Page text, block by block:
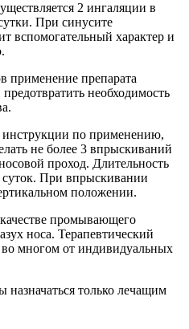
2 ингаляции в
При синусите
вспомогательный характер и
применение препарата
необходимость
инструкции по применению,
не более 3 впрыскиваний
проход. Длительность
суток. При впрыскивании
положении.
промывающего
носа. Терапевтический
многом от индивидуальных
только лечащим